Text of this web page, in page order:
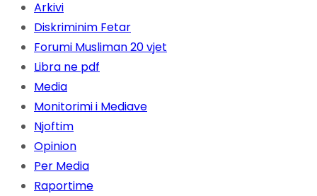
Arkivi
Diskriminim Fetar
Forumi Musliman 20 vjet
Libra ne pdf
Media
Monitorimi i Mediave
Njoftim
Opinion
Per Media
Raportime